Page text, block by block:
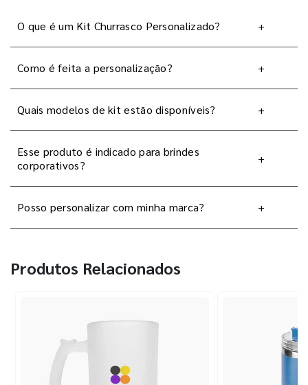
O que é um Kit Churrasco Personalizado? +
Como é feita a personalização? +
Quais modelos de kit estão disponíveis? +
Esse produto é indicado para brindes
corporativos?
+
Posso personalizar com minha marca? +
Produtos Relacionados